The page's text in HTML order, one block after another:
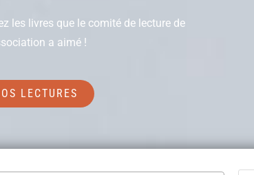
les livres que le comité de lecture de
a aimé !
LECTURES